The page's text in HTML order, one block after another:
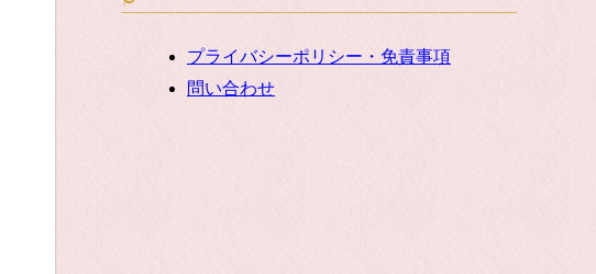
プライバシーポリシー・免責事項
問い合わせ